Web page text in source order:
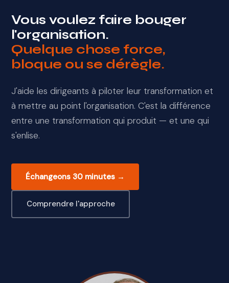
Vous voulez faire bouger
l'organisation.
Quelque chose force,
bloque ou se dérègle.
J'aide les dirigeants à piloter leur transformation et
à mettre au point l'organisation. C'est la différence
entre une transformation qui produit — et une qui
s'enlise.
Échangeons 30 minutes →
Comprendre l'approche